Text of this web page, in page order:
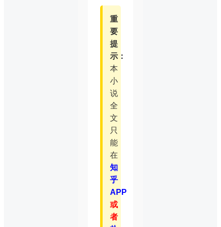
重
要
提
示：
本
小
说
全
文
只
能
在
知
乎
APP
或
者